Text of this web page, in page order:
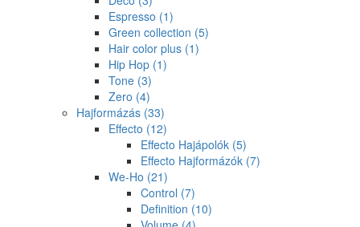
Espresso (1)
Green collection (5)
Hair color plus (1)
Hip Hop (1)
Tone (3)
Zero (4)
Hajformázás (33)
Effecto (12)
Effecto Hajápolók (5)
Effecto Hajformázók (7)
We-Ho (21)
Control (7)
Definition (10)